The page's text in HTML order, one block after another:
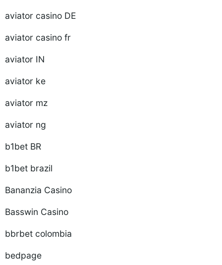
aviator casino DE
aviator casino fr
aviator IN
aviator ke
aviator mz
aviator ng
b1bet BR
b1bet brazil
Bananzia Casino
Basswin Casino
bbrbet colombia
bedpage